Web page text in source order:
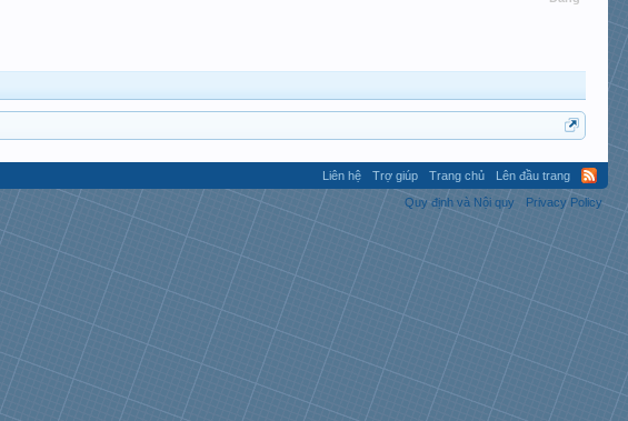
Liên hệ Trợ giúp Trang chủ
Lên đầu trang
Quy định và Nội quy
Privacy Policy